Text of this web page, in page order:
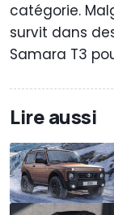
catégorie.
survit dans
Samara T3
Lire aussi